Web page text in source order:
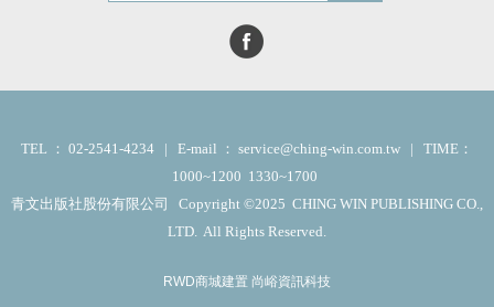
TEL ： 02-2541-4234 | E-mail ： service@ching-win.com.tw | TIME：
1000~1200 1330~1700
青文出版社股份有限公司 Copyright ©2025 CHING WIN PUBLISHING CO.,
LTD. All Rights Reserved.
RWD商城建置 尚峪資訊科技